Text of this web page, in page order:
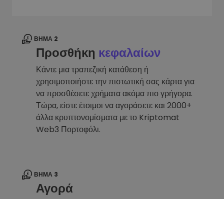
ΒΉΜΑ 2
Προσθήκη κεφαλαίων
Κάντε μια τραπεζική κατάθεση ή
χρησιμοποιήστε την πιστωτική σας κάρτα για
να προσθέσετε χρήματα ακόμα πιο γρήγορα.
Τώρα, είστε έτοιμοι να αγοράσετε και 2000+
άλλα κρυπτονομίσματα με το Kriptomat
Web3 Πορτοφόλι.
ΒΉΜΑ 3
Αγορά